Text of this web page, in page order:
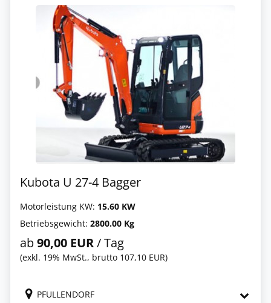
Kubota U 27-4 Bagger
Motorleistung KW: 15.60 KW
Betriebsgewicht: 2800.00 Kg
ab90,00 EUR/ Tag
(exkl. 19% MwSt., brutto 107,10 EUR)
PFULLENDORF